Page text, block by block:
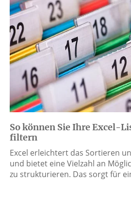
So können Sie Ihre Excel-
filtern
Excel erleichtert das Sortieren
und bietet eine Vielzahl an
zu strukturieren. Das sorgt für